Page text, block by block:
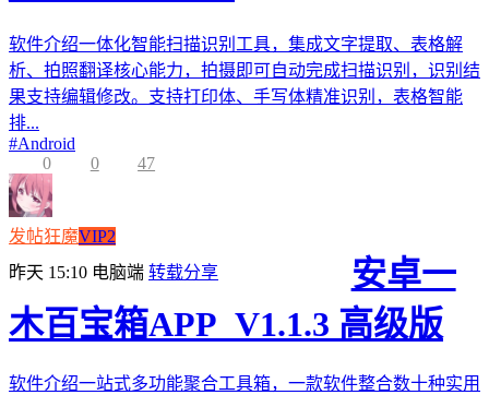
软件介绍一体化智能扫描识别工具，集成文字提取、表格解
析、拍照翻译核心能力，拍摄即可自动完成扫描识别，识别结
果支持编辑修改。支持打印体、手写体精准识别，表格智能
排...
#Android
0
0 47
发帖狂魔VIP2
昨天 15:10 电脑端 转载分享
安卓一
木百宝箱APP_V1.1.3 高级版
软件介绍一站式多功能聚合工具箱，一款软件整合数十种实用